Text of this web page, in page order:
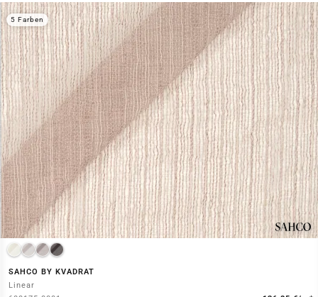
SAHCO BY KVADRAT
Linear
5 Farben